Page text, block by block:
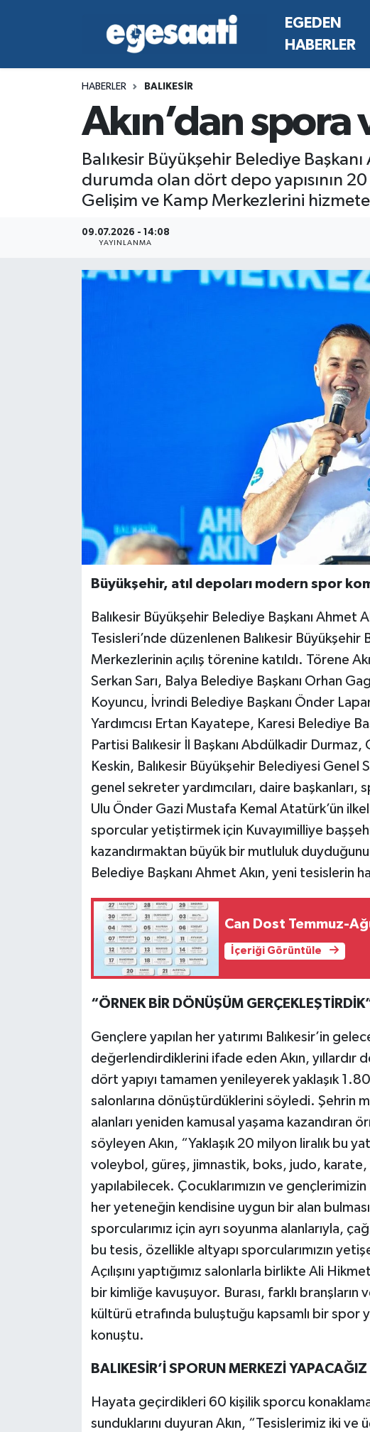
EGEDEN
HABERLER
HABERLER BALIKESİR
Akın’dan
Balıkesir Büyükşehir Belediye
durumda olan dört depo yapısının
Gelişim ve Kamp Merkezlerini hizmete
09.07.2026 - 14:08
YAYINLANMA
Büyükşehir, atıl depoları modern spor
Balıkesir Büyükşehir Belediye Başkanı Ahmet
Tesisleri’nde düzenlenen Balıkesir
Merkezlerinin açılış törenine katıldı. Törene
Serkan Sarı, Balya Belediye Başkanı Orhan
Koyuncu, İvrindi Belediye Başkanı Önder
Yardımcısı Ertan Kayatepe, Karesi Belediye
Partisi Balıkesir İl Başkanı Abdülkadir Durmaz,
Keskin, Balıkesir Büyükşehir Belediyesi
genel sekreter yardımcıları, daire başkanları,
Ulu Önder Gazi Mustafa Kemal Atatürk’ün
sporcular yetiştirmek için Kuvayımilliye
kazandırmaktan büyük bir mutluluk
Belediye Başkanı Ahmet Akın, yeni tesislerin
Can Dost Temmuz-
İçeriği Görüntüle
“ÖRNEK BİR DÖNÜŞÜM
Gençlere yapılan her yatırımı Balıkesir’in
değerlendirdiklerini ifade eden Akın, yıllardır
dört yapıyı tamamen yenileyerek yaklaşık
salonlarına dönüştürdüklerini söyledi. Şehrin
alanları yeniden kamusal yaşama kazandıran
söyleyen Akın, “Yaklaşık 20 milyon liralık bu
voleybol, güreş, jimnastik, boks, judo,
yapılabilecek. Çocuklarımızın ve
her yeteneğin kendisine uygun bir alan
sporcularımız için ayrı soyunma alanlarıyla,
bu tesis, özellikle altyapı sporcularımızın
Açılışını yaptığımız salonlarla birlikte Ali
bir kimliğe kavuşuyor. Burası, farklı branşların
kültürü etrafında buluştuğu kapsamlı bir spor
konuştu.
BALIKESİR’İ SPORUN MERKEZİ YAPACAĞIZ
Hayata geçirdikleri 60 kişilik sporcu
sunduklarını duyuran Akın, “Tesislerimiz iki ve
Yazarlar
MAGAZİN
RESMİ REKLAMLAR
EGEDEN HABERLER
SİYASET
MAGAZİN
RESMİ REKLAMLAR
Egemax TV
Trafik Durumu
Süper Lig Puan Durumu ve Fikstür
Tüm Manşetler
Son Dakika Haberleri
Haber Arşivi